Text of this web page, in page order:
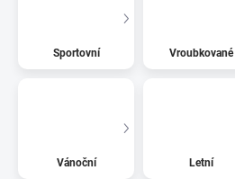
Sportovní Vroubkované
Vánoční Letní